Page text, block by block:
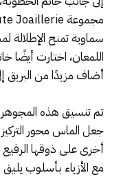
سماوية تمنح الإطلالة
اللمعان، اختارت أيضًا
أضاف مزيدًا من البريق
تم تنسيق هذه
جعل الماس محور
أخرى على ذوقها الرفيع
مع الأزياء بأسلوب